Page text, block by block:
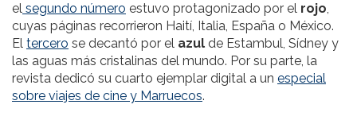
el segundo número estuvo protagonizado por el rojo,
cuyas páginas recorrieron Haití, Italia, España o México.
El tercero se decantó por el azul de Estambul, Sídney y
las aguas más cristalinas del mundo. Por su parte, la
revista dedicó su cuarto ejemplar digital a un especial
sobre viajes de cine y Marruecos.